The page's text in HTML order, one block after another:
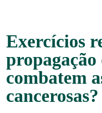
Exercícios
propagação
combatem
cancerosas?